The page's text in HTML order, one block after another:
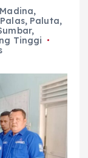
Madina,
Palas, Paluta,
,
Tinggi